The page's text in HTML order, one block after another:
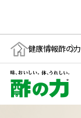
健康情報酢の力